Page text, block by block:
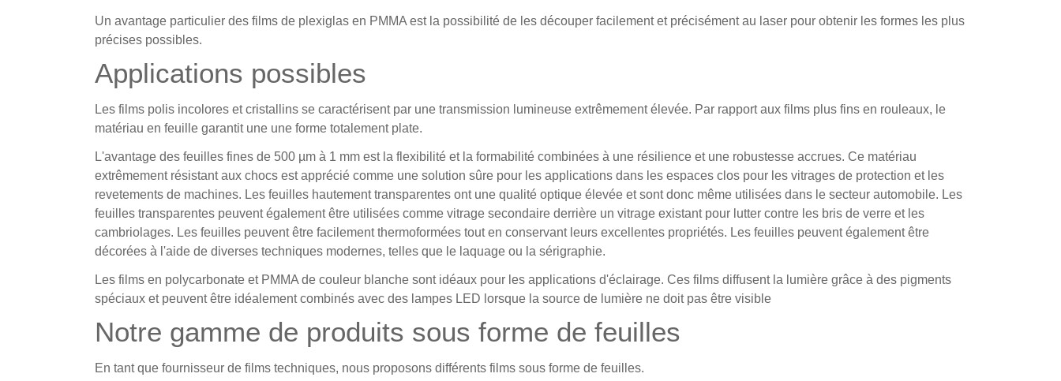
Un avantage particulier des films de plexiglas en PMMA est la possibilité de les découper facilement et précisément au laser pour obtenir les formes les plus
précises possibles.
Applications possibles
Les films polis incolores et cristallins se caractérisent par une transmission lumineuse extrêmement élevée. Par rapport aux films plus fins en rouleaux, le
matériau en feuille garantit une une forme totalement plate.
L'avantage des feuilles fines de 500 µm à 1 mm est la flexibilité et la formabilité combinées à une résilience et une robustesse accrues. Ce matériau
extrêmement résistant aux chocs est apprécié comme une solution sûre pour les applications dans les espaces clos pour les vitrages de protection et les
revetements de machines. Les feuilles hautement transparentes ont une qualité optique élevée et sont donc même utilisées dans le secteur automobile. Les
feuilles transparentes peuvent également être utilisées comme vitrage secondaire derrière un vitrage existant pour lutter contre les bris de verre et les
cambriolages. Les feuilles peuvent être facilement thermoformées tout en conservant leurs excellentes propriétés. Les feuilles peuvent également être
décorées à l'aide de diverses techniques modernes, telles que le laquage ou la sérigraphie.
Les films en polycarbonate et PMMA de couleur blanche sont idéaux pour les applications d'éclairage. Ces films diffusent la lumière grâce à des pigments
spéciaux et peuvent être idéalement combinés avec des lampes LED lorsque la source de lumière ne doit pas être visible
Notre gamme de produits sous forme de feuilles
En tant que fournisseur de films techniques, nous proposons différents films sous forme de feuilles.